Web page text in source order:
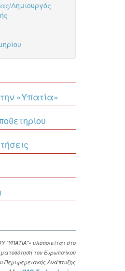
Δημιουργός
«Υπατία»
υλοποιείται στο
του Ευρωπαϊκού
Περιφερειακής Ανάπτυξης